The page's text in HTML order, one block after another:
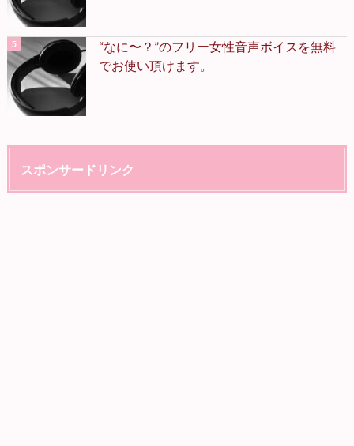
“なに〜？”のフリー女性音声ボイスを無料
でお使い頂けます。
スポンサードリンク